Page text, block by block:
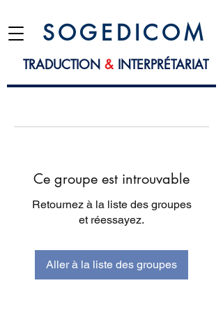
S O G E D I C O M
TRADUCTION &INTERPRÉTARIAT
Ce groupe est introuvable
Retournez à la liste des groupes
et réessayez.
Aller à la liste des groupes